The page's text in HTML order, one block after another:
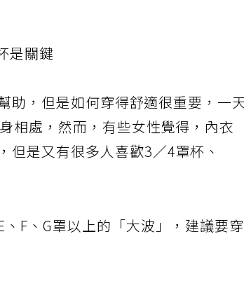
是關鍵
助，但是如何穿得舒適很重要，一
相處，然而，有些女性覺得，內衣
但是又有很多人喜歡3∕ 4罩杯、
、F 、G罩以上的「大波」，建議要穿